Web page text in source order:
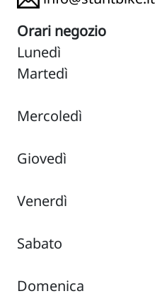
Orari negozio
Lunedì
Martedì
Mercoledì
Giovedì
Venerdì
Sabato
Domenica